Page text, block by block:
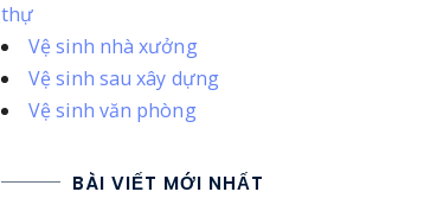
thự
Vệ sinh nhà xưởng
Vệ sinh sau xây dựng
Vệ sinh văn phòng
BÀI VIẾT MỚI NHẤT